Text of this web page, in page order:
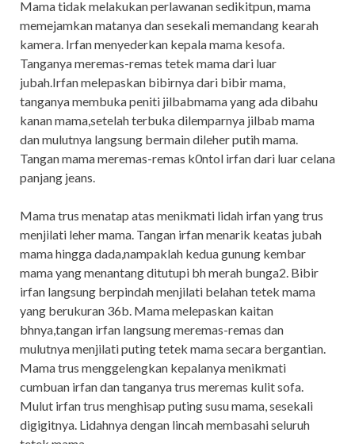
Mama tidak melakukan perlawanan sedikitpun, mama
memejamkan matanya dan sesekali memandang kearah
kamera. Irfan menyederkan kepala mama kesofa.
Tanganya meremas-remas tetek mama dari luar
jubah.Irfan melepaskan bibirnya dari bibir mama,
tanganya membuka peniti jilbabmama yang ada dibahu
kanan mama,setelah terbuka dilemparnya jilbab mama
dan mulutnya langsung bermain dileher putih mama.
Tangan mama meremas-remas k0ntol irfan dari luar celana
panjang jeans.
Mama trus menatap atas menikmati lidah irfan yang trus
menjilati leher mama. Tangan irfan menarik keatas jubah
mama hingga dada,nampaklah kedua gunung kembar
mama yang menantang ditutupi bh merah bunga2. Bibir
irfan langsung berpindah menjilati belahan tetek mama
yang berukuran 36b. Mama melepaskan kaitan
bhnya,tangan irfan langsung meremas-remas dan
mulutnya menjilati puting tetek mama secara bergantian.
Mama trus menggelengkan kepalanya menikmati
cumbuan irfan dan tanganya trus meremas kulit sofa.
Mulut irfan trus menghisap puting susu mama, sesekali
digigitnya. Lidahnya dengan lincah membasahi seluruh